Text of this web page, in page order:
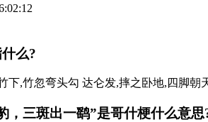
么?
下,竹忽弯头勾 达仑发,摔之卧地,四脚
，三斑出一鹞”是哥什梗什么意思